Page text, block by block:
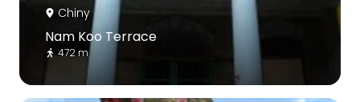
Chiny
Nam Koo Terrace
472 m